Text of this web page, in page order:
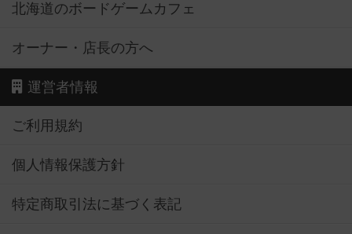
北海道のボードゲームカフェ
オーナー・店長の方へ
運営者情報
ご利用規約
個人情報保護方針
特定商取引法に基づく表記